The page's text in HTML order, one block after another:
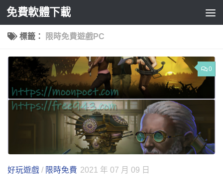
Skip to content
免費軟體下載
標籤： 限時免費遊戲PC
0
好玩遊戲 / 限時免費 2021 年 07 月 09 日